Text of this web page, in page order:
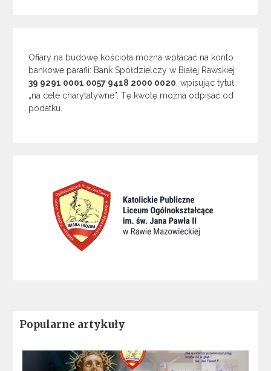
Ofiary na budowę kościoła można wpłacać na konto
bankowe parafii: Bank Spółdzielczy w Białej Rawskiej
39 9291 0001 0057 9418 2000 0020, wpisując tytuł
„na cele charytatywne”. Tę kwotę można odpisać od
podatku.
Popularne artykuły